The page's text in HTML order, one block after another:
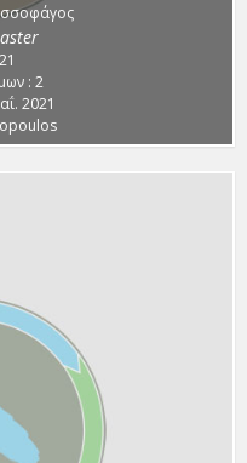
: 2
2021